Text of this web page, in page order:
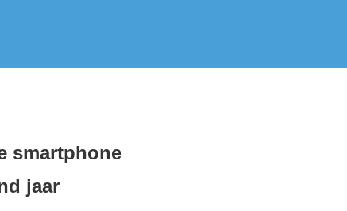
smartphone
jaar